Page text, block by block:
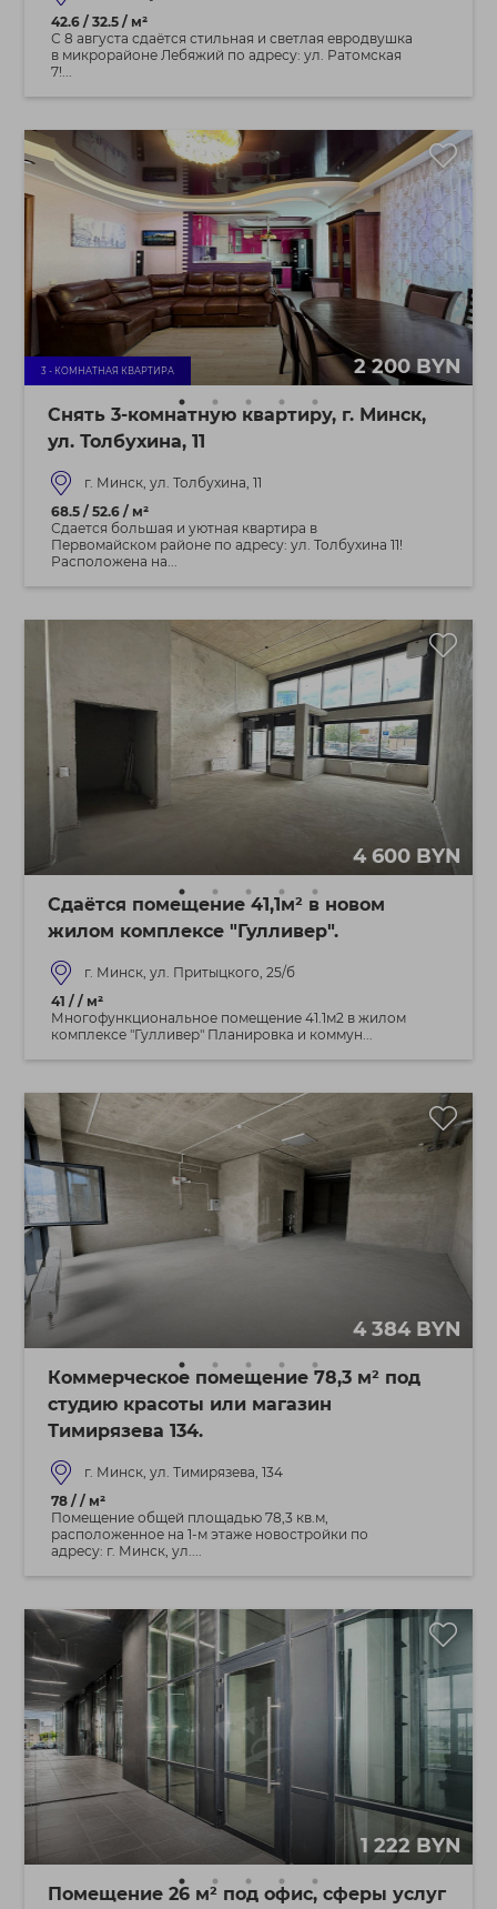
42.6 / 32.5 / м²
С 8 августа сдаётся стильная и светлая евродвушка
в микрорайоне Лебяжий по адресу: ул. Ратомская
7!...
3 - КОМНАТНАЯ КВАРТИРА 2 200 BYN
Снять 3-комнатную квартиру, г. Минск,
ул. Толбухина, 11
г. Минск, ул. Толбухина, 11
68.5 / 52.6 / м²
Сдается большая и уютная квартира в
Первомайском районе по адресу: ул. Толбухина 11!
Расположена на...
4 600 BYN
Сдаётся помещение 41,1м² в новом
жилом комплексе "Гулливер".
г. Минск, ул. Притыцкого, 25/б
41 / / м²
Многофункциональное помещение 41.1м2 в жилом
комплексе "Гулливер" Планировка и коммун...
4 384 BYN
Коммерческое помещение 78,3 м² под
студию красоты или магазин
Тимирязева 134.
г. Минск, ул. Тимирязева, 134
78 / / м²
Помещение общей площадью 78,3 кв.м,
расположенное на 1-м этаже новостройки по
адресу: г. Минск, ул....
1 222 BYN
Помещение 26 м² под офис, сферы услуг